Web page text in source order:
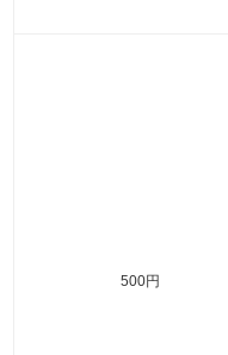
500円